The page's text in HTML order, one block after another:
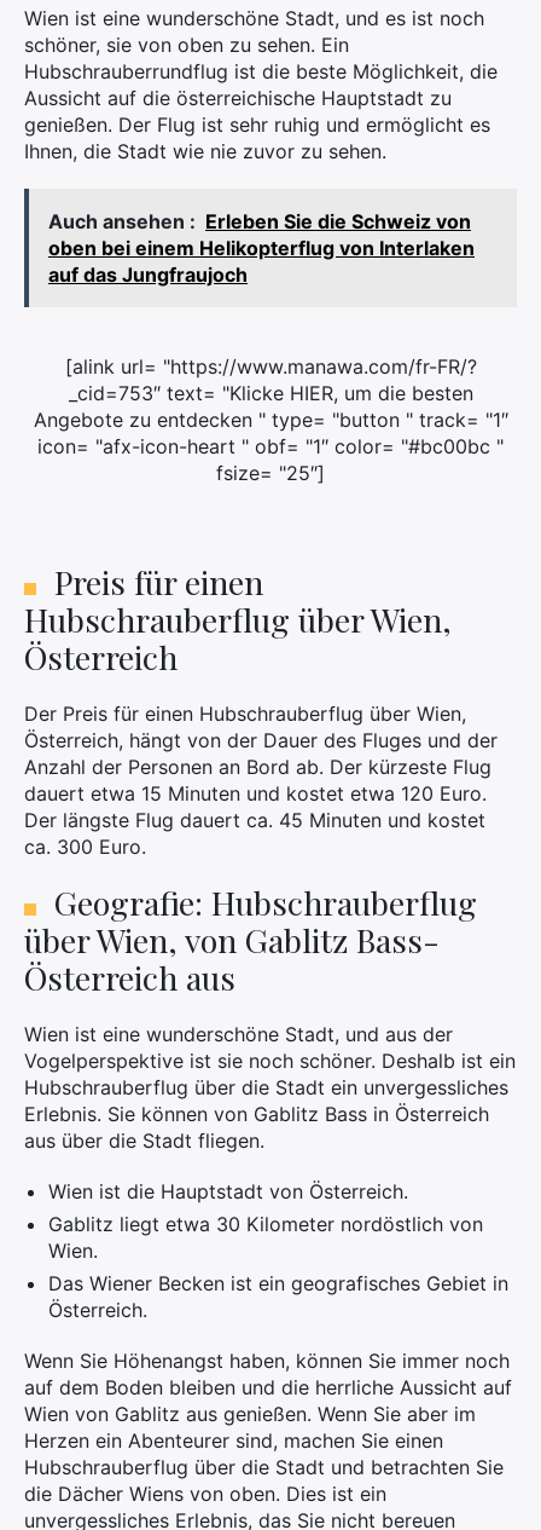
Wien ist eine wunderschöne Stadt, und es ist noch
schöner, sie von oben zu sehen. Ein
Hubschrauberrundflug ist die beste Möglichkeit, die
Aussicht auf die österreichische Hauptstadt zu
genießen. Der Flug ist sehr ruhig und ermöglicht es
Ihnen, die Stadt wie nie zuvor zu sehen.
Auch ansehen : Erleben Sie die Schweiz von
oben bei einem Helikopterflug von Interlaken
auf das Jungfraujoch
[alink url= "https://www.manawa.com/fr-FR/?
_cid=753″ text= "Klicke HIER, um die besten
Angebote zu entdecken " type= "button " track= "1″
icon= "afx-icon-heart " obf= "1″ color= "#bc00bc "
fsize= "25″]
Preis für einen
Hubschrauberflug über Wien,
Österreich
Der Preis für einen Hubschrauberflug über Wien,
Österreich, hängt von der Dauer des Fluges und der
Anzahl der Personen an Bord ab. Der kürzeste Flug
dauert etwa 15 Minuten und kostet etwa 120 Euro.
Der längste Flug dauert ca. 45 Minuten und kostet
ca. 300 Euro.
Geografie: Hubschrauberflug
über Wien, von Gablitz Bass-
Österreich aus
Wien ist eine wunderschöne Stadt, und aus der
Vogelperspektive ist sie noch schöner. Deshalb ist ein
Hubschrauberflug über die Stadt ein unvergessliches
Erlebnis. Sie können von Gablitz Bass in Österreich
aus über die Stadt fliegen.
Wien ist die Hauptstadt von Österreich.
Gablitz liegt etwa 30 Kilometer nordöstlich von
Wien.
Das Wiener Becken ist ein geografisches Gebiet in
Österreich.
Wenn Sie Höhenangst haben, können Sie immer noch
auf dem Boden bleiben und die herrliche Aussicht auf
Wien von Gablitz aus genießen. Wenn Sie aber im
Herzen ein Abenteurer sind, machen Sie einen
Hubschrauberflug über die Stadt und betrachten Sie
die Dächer Wiens von oben. Dies ist ein
unvergessliches Erlebnis, das Sie nicht bereuen
Suchen
Sie
nach: